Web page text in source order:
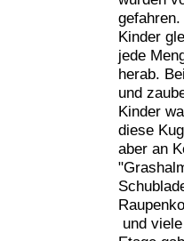
Kinder
jede
herab.
und
Kinder
diese
aber an
und